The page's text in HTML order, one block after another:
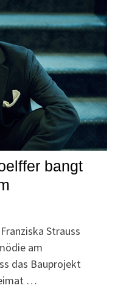
bangt
Strauss
am
das Bauprojekt
…